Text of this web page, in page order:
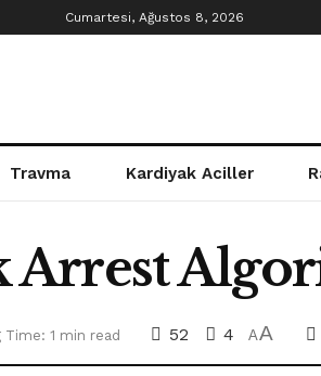
Cumartesi, Ağustos 8, 2026
Travma Kardiyak Aciller
Time: 1 min read 52 4 AA